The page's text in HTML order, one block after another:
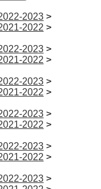
2023 >
2022 >
2023 >
2022 >
2023 >
2022 >
2023 >
2022 >
2023 >
2022 >
2023 >